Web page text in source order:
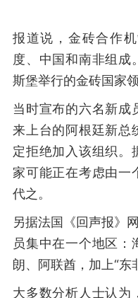
报道说，金砖合作
度、中国和南非组
斯堡举行的金砖国家
当时宣布的六名新成
来上台的阿根廷新总
定拒绝加入该组织。
家可能正在考虑由一
代之。
另据法国《回声报》
员集中在一个地区：
朗、阿联酋，加上“东
大多数分析人士认为